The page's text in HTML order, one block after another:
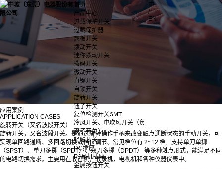
首页
产品中心
过载保护开关
过载保护器
翘板开关
拨动开关
迷你拨动开关
拨码开关
微动开关
直键开关
自锁开关
旋转开关
钮子开关
复位检测开关SMT
冷风开关、电吹风开关（负
离子开关）
轻触开关
DC插座
PJ耳机插座
金属按钮开关
中
/
EN
应用案例
APPLICATION CASES
旋转开关（又名波段开关）
旋转开关，又名波段开关。是通过旋转操作手柄来改变触点通断状态的手动开关，可
实现单回路通断、多回路切换或档位调节。常见档位有 2~12 档，支持单刀单掷
（SPST）、单刀多掷（SPDT）、双刀多掷（DPDT） 等多种触点形式，能满足不同
的电路切换需求。主要用在收音机，收录机，电视机和各种仪器仪表中。